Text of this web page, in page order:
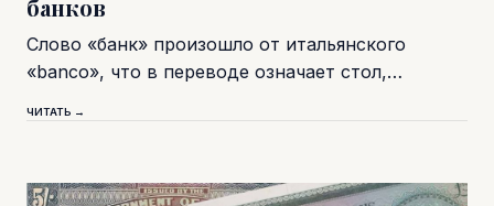
банков
Слово «банк» произошло от итальянского
«banco», что в переводе означает стол,…
ЧИТАТЬ →